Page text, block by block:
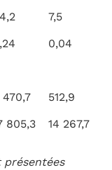
7,5
0,04
470,7
512,9
805,3 14 267,7